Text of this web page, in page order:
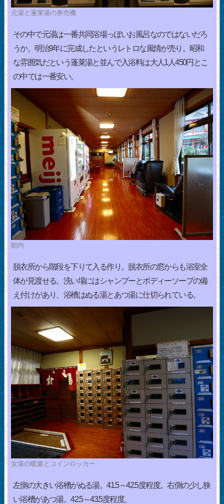
元湯と蓬莱湯の券売機
その中で元湯は一番共同浴場っぽいお風呂なのではないだろ
うか。明治9年に完成したというレトロな風情が売り。昭和
な雰囲気だという蓬莱湯と並んで入浴料は大人1人450円とこ
の中では一番安い。
館内
脱衣所から階段を下りて入る作り。脱衣所の窓からも浴室全
体が見渡せる。洗い場にはシャンプーとボディーソープの備
え付けがあり、浴槽はぬる湯とあつ湯に仕切られている。
女湯の暖簾とコインロッカー
左側の大きい浴槽がぬる湯。41.5～42.5度程度。右側の少し狭
い浴槽があつ湯。42.5～43.5度程度。